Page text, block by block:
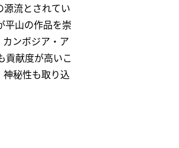
源流とされてい
平山の作品を崇
ンボジア・ア
貢献度が高いこ
神秘性も取り込